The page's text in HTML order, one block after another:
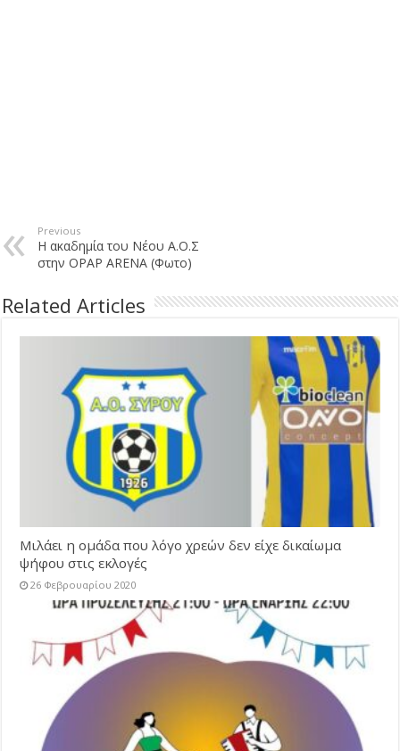
Previous
Η ακαδημία του Νέου Α.Ο.Σ
στην OPAP ARENA (Φωτο)
Related Articles
Μιλάει η ομάδα που λόγο χρεών δεν είχε δικαίωμα
ψήφου στις εκλογές
26 Φεβρουαρίου 2020